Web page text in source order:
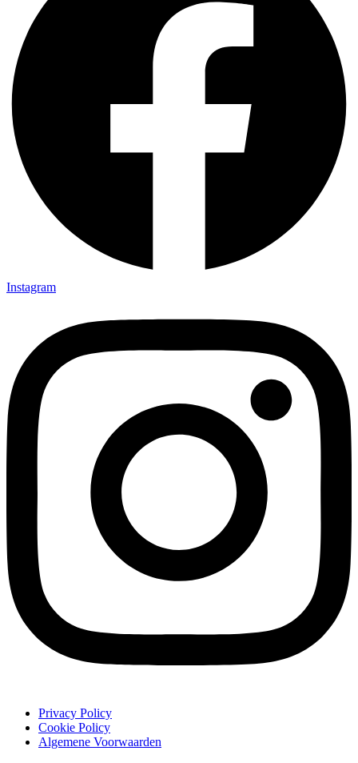
Instagram
Privacy Policy
Cookie Policy
Algemene Voorwaarden